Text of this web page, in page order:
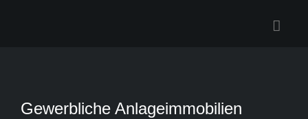
Gewerbliche Anlageimmobilien